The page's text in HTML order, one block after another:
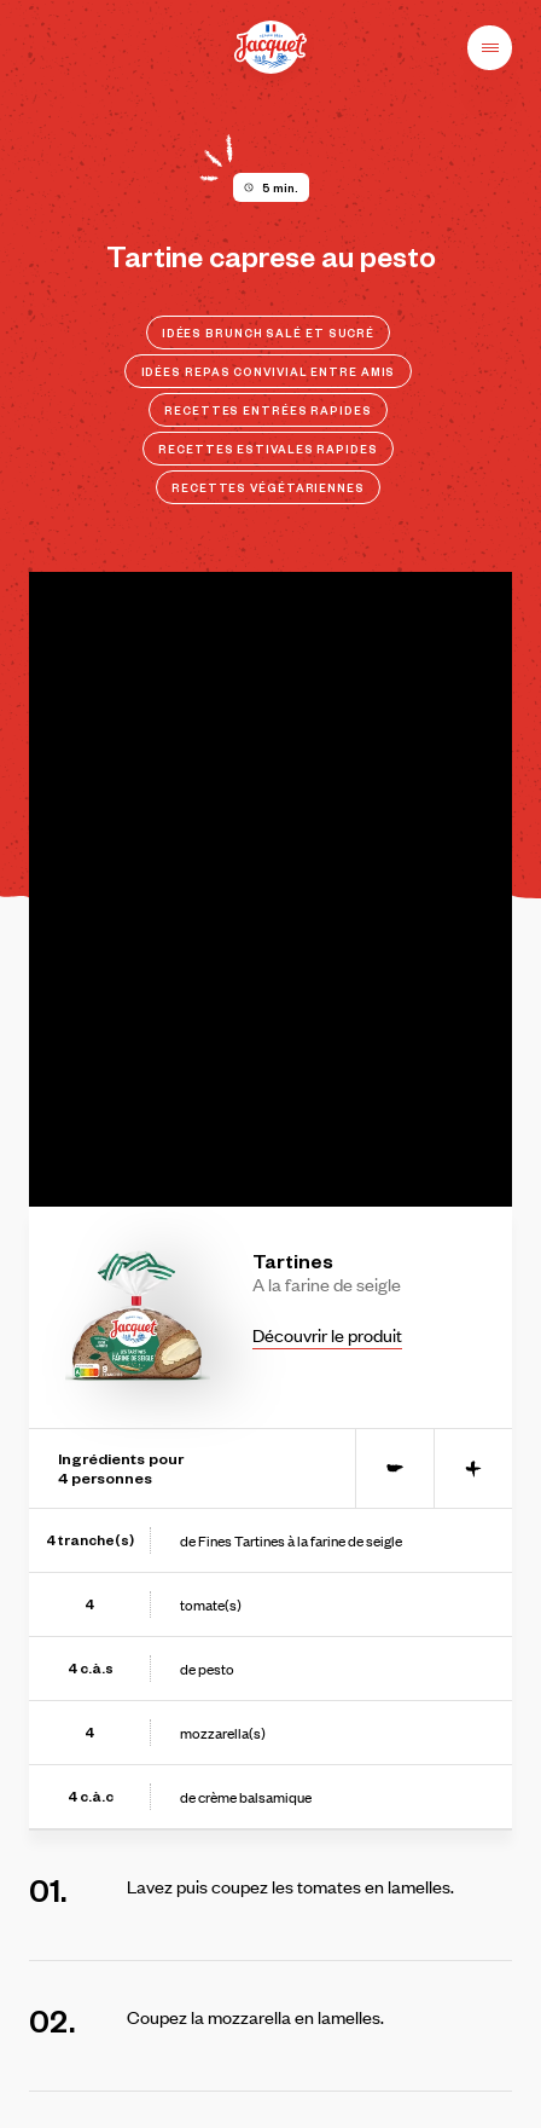
Skip
content
Pains
Jacquet
Champs
libres
au
plaisir
Menu
5 min.
Tartine caprese au pesto
IDÉES BRUNCH SALÉ ET SUCRÉ
IDÉES REPAS CONVIVIAL ENTRE AMIS
RECETTES ENTRÉES RAPIDES
RECETTES ESTIVALES RAPIDES
RECETTES VÉGÉTARIENNES
Tartines
Alafarinedeseigle
Découvrir le produit
Ingrédients pour
4 personnes - +
4tranche(s) de Fines Tartines à la farine de seigle
4 tomate(s)
4c.à.s de pesto
4 mozzarella(s)
4c.à.c de crème balsamique
01. Lavez puis coupez les tomates en lamelles.
02. Coupez la mozzarella en lamelles.